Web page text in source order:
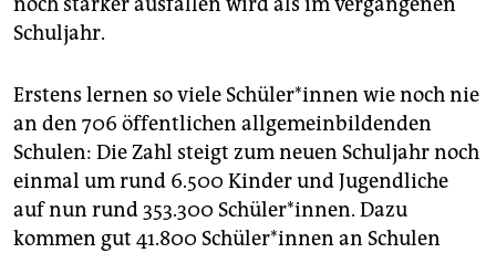
Schuljahr.
Erstens lernen so viele Schü­le­r*in­nen wie noch nie
an den 706 öffentlichen allgemeinbildenden
Schulen: Die Zahl steigt zum neuen Schuljahr noch
einmal um rund 6.500 Kinder und Jugendliche
auf nun rund 353.300 Schüler*innen. Dazu
kommen gut 41.800 Schü­le­r*in­nen an Schulen